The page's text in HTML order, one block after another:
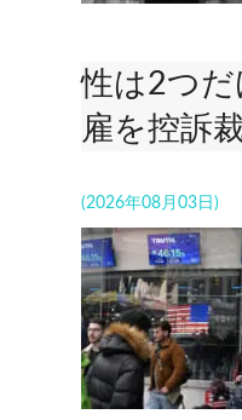
性は2つ
雇を控訴
(2026年08月03日)